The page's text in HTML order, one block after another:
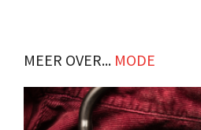
MEER OVER... MODE